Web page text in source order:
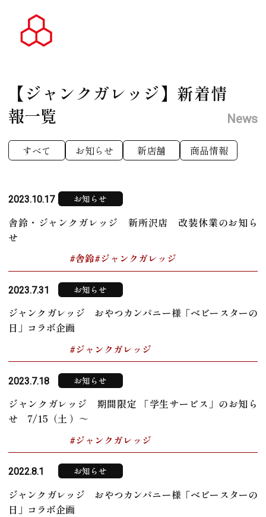
【ジャンクガレッジ】 新着情
報一覧
News
すべて お知らせ 新店舗 商品情報
2023.10.17 お知らせ
舎鈴・ジャンクガレッジ 新所沢店 改装休業のお知ら
せ
#舎鈴#ジャンクガレッジ
2023.7.31 お知らせ
ジャンクガレッジ おやつカンパニー様「ベビースターの
日」コラボ企画
#ジャンクガレッジ
2023.7.18 お知らせ
ジャンクガレッジ 期間限定 「学生サービス」のお知ら
せ 7/15（土 ）～
#ジャンクガレッジ
2022.8.1 お知らせ
ジャンクガレッジ おやつカンパニー様「ベビースターの
日」コラボ企画